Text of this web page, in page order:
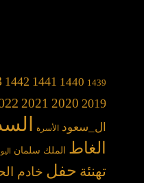
1439
1440
1441
1442
2019
2020
2021
ال_سعود الأسرة
الغاط الملك سلمان
تهنئة حفل خادم